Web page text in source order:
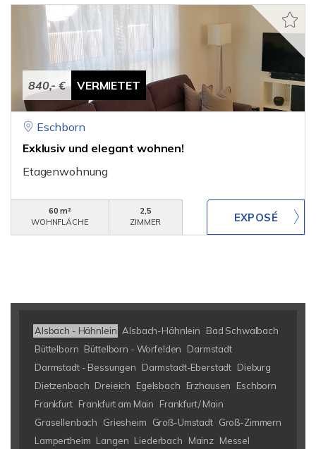
840,- € VERMIETET
Eschborn
Exklusiv und elegant wohnen!
Etagenwohnung
60 m²
WOHNFLÄCHE
2,5
ZIMMER
Alsbach - Hähnlein Alsbach-Hähnlein
Bad Schwalbach
Büttelborn Büttelborn - Worfelden
Darmstadt
Darmstadt - Bessungen
Darmstadt-Eberstadt Dieburg
Dietzenbach Dreieich Egelsbach Erzhausen
Eschborn
Frankfurt Frankfurt am Main
Frankfurt/ Main
Grasellenbach
Griesheim Groß-Umstadt Groß-Zimmern
Lampertheim Langen Liederbach Mainz Messel